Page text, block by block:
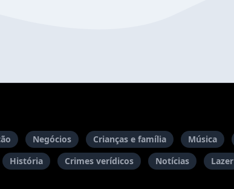
Negócios Crianças e família Música
História Crimes verídicos Notícias Lazer